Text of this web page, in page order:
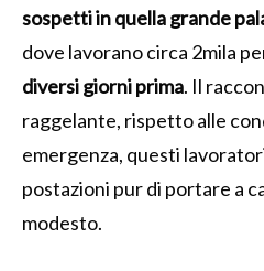
sospetti in quella grande
dove lavorano circa 2mila
diversi giorni prima. Il
raggelante, rispetto alle
emergenza, questi
postazioni pur di portare a
modesto.